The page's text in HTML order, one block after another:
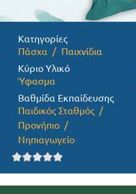
Προσφορές
Κατηγορίες
Πάσχα
Παιχνίδια
Κύριο Υλικό
Ύφασμα
Βαθμίδα Εκπαίδευσης
Παιδικός Σταθμός
Προνήπιο
Νηπιαγωγείο